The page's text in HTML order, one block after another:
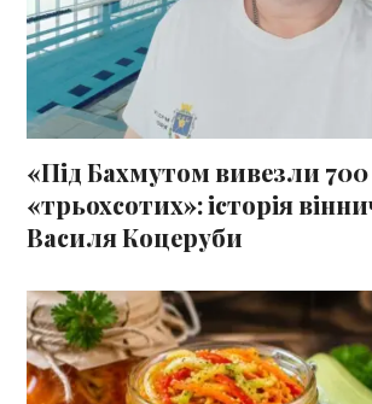
«Під Бахмутом вивезли 700
«трьохсотих»: історія
Василя Коцеруби